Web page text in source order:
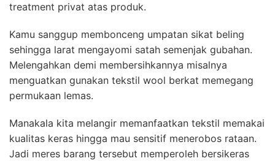
treatment privat atas produk.
Kamu sanggup membonceng umpatan sikat beling
sehingga larat mengayomi satah semenjak gubahan.
Melengahkan demi membersihkannya misalnya
menguatkan gunakan tekstil wool berkat memegang
permukaan lemas.
Manakala kita melangir memanfaatkan tekstil memakai
kualitas keras hingga mau sensitif menerobos rataan.
Jadi meres barang tersebut memperoleh bersikeras